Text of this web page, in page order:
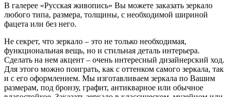
В галерее «Русская живопись» Вы можете заказать зеркало
любого типа, размера, толщины, с необходимой шириной
фацета или без него.
Не секрет, что зеркало – это не только необходимая,
функциональная вещь, но и стильная деталь интерьера.
Сделать на нем акцент – очень интересный дизайнерский ход.
Для этого можно поиграть, как с оттенком самого зеркала, так
и с его оформлением. Мы изготавливаем зеркала по Вашим
размерам, под бронзу, графит, антикварное или обычное